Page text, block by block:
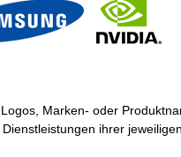
Marken- oder
ihrer